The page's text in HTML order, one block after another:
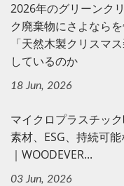
2026年のグリーンク
ク廃棄物にさよなら
「天然木製クリスマ
しているのか
18 Jun, 2026
マイクロプラスチッ
素材、ESG、持続可
｜WOODEVER...
03 Jun, 2026